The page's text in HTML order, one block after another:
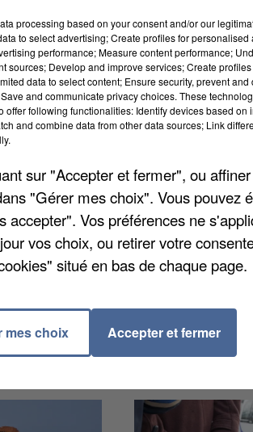
scolaire et à l'étude dirigée,
sont aussi accessibles sur le site
plus tard le 1er juillet 2023. Si
enfance/jeunesse, Romain Ibba,
processing based on your consent and/or our
to select advertising; Create profiles for
performance; Measure content performance;
sources; Develop and improve services; Create
data to select content; Ensure security, prevent and
and communicate privacy choices. These
offer following functionalities: Identify devices based on
and combine data from other data sources; Link
sur "Accepter et fermer", ou
"Gérer mes choix". Vous pouvez
accepter". Vos préférences ne
vos choix, ou retirer votre
situé en bas de chaque page.
mes choix Accepter et fermer